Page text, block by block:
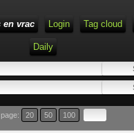
en vrac Login Tag cloud
Daily
20 50 100